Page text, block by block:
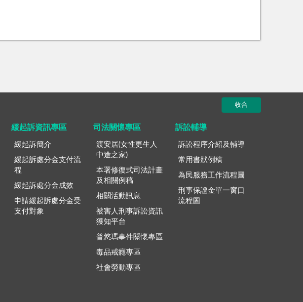
收合
緩起訴資訊專區
緩起訴簡介
緩起訴處分金支付流
程
緩起訴處分金成效
申請緩起訴處分金受
支付對象
司法關懷專區
渡安居(女性更生人
中途之家)
本署修復式司法計畫
及相關例稿
相關活動訊息
被害人刑事訴訟資訊
獲知平台
普悠瑪事件關懷專區
毒品戒癮專區
社會勞動專區
訴訟輔導
訴訟程序介紹及輔導
常用書狀例稿
為民服務工作流程圖
刑事保證金單一窗口
流程圖